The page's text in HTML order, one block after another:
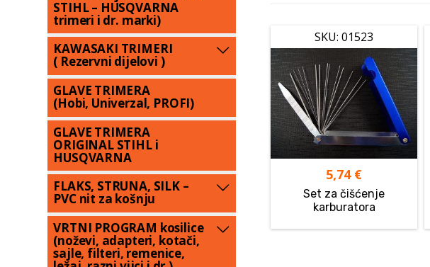
SKU: 01523
5,74 €
Set za čišćenje
karburatora
STIHL – HUSQVARNA
trimeri i dr. marki)
KAWASAKI TRIMERI
( Rezervni dijelovi )
GLAVE TRIMERA
(Hobi, Univerzal, PROFI)
GLAVE TRIMERA
ORIGINAL STIHL i
HUSQVARNA
FLAKS, STRUNA, SILK –
PVC nit za košnju
VRTNI PROGRAM kosilice
(noževi, adapteri, kotači,
sajle, filteri, remenice,